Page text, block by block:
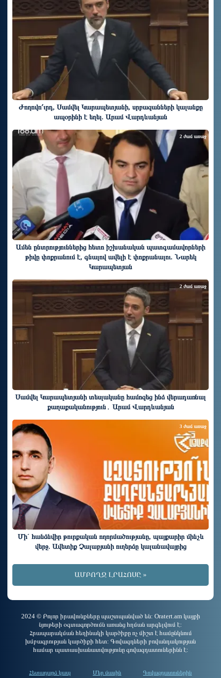
Ժողովո՛ւրդ, Սամվել Կարապետյանի, սրբազանների կալանքը
ապօրինի է եղել. Արամ Վարդևանյան
Ամեն ընտրություններից հետո իշխանական պատգամավորների
թիվը փոքրանում է, գնալով ավելի է փոքրանալու. Նարեկ
Կարապետյան
2 ժամ առաջ
Սամվել Կարապետյանի տեսլականը համոզեց ինձ վերադառնալ
քաղաքականություն․ Արամ Վարդևանյան
2 ժամ առաջ
Մի´ հանձնվիր թուրքական ողորմածությանը, պայքարիր մինչև
վերջ. Ավետիք Չալաբյանի ուղերձը կալանավայրից
3 ժամ առաջ
ԱՄԲՈՂՋ ԼՐԱՀՈՍԸ »
2024 © Բոլոր իրավունքները պաշտպանված են: Oratert.am կայքի
նյութերի օգտագործումն առանց հղման արգելվում է:
Հրապարակման հեղինակի կարծիքը ոչ միշտ է համընկնում
խմբագրության կարծիքի հետ: Գովազդների բովանդակության
համար պատասխանատվությունը գովազդատուներինն է:
Հետադարձ կապ Մեր մասին Գովազդատուներին